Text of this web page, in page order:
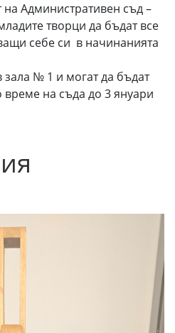
на Административен съд –
творци да бъдат все
себе си в начинанията
№ 1 и могат да бъдат
време на съда до 3 януари